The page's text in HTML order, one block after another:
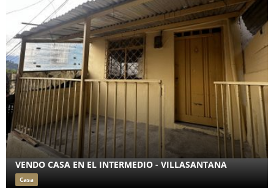
VENDO CASA EN EL INTERMEDIO - VILLASANTANA
Casa